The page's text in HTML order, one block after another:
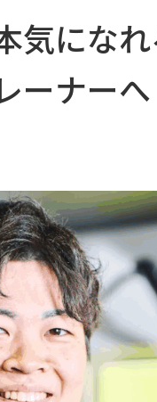
気にな
ーナーへ